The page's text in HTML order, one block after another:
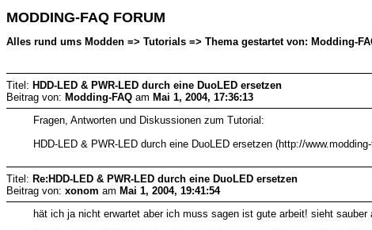
MODDING-FAQ FORUM
Alles rund ums Modden => Tutorials => Thema gestartet von: Modding-
Titel: HDD-LED & PWR-LED durch eine DuoLED ersetzen
Beitrag von: Modding-FAQ am Mai 1, 2004, 17:36:13
Fragen, Antworten und Diskussionen zum Tutorial:
HDD-LED & PWR-LED durch eine DuoLED ersetzen (http://
Titel: Re:HDD-LED & PWR-LED durch eine DuoLED ersetzen
Beitrag von: xonom am Mai 1, 2004, 19:41:54
hät ich ja nicht erwartet aber ich muss sagen ist gute arbeit! sieht